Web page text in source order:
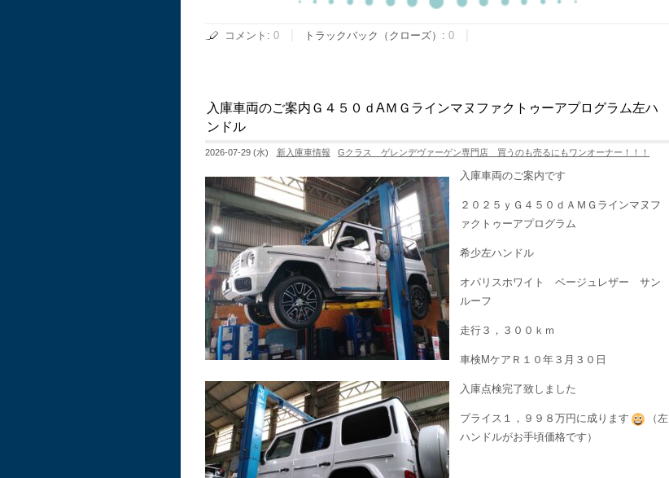
コメント : 0 トラックバック（クローズ）: 0
入庫車両のご案内Ｇ４５０ｄAＭＧラインマヌファクトゥーアプログラム左ハ
ンドル
2026-07-29 (水) 新入庫車情報 Gクラス ゲレンデヴァーゲン専門店 買うのも売るにもワンオーナー！！！
入庫車両のご案内です
２０２５ｙＧ４５０ｄＡＭＧラインマヌフ
ァクトゥーアプログラム
希少左ハンドル
オパリスホワイト ベージュレザー サン
ルーフ
走行３，３００ｋｍ
車検MケアＲ１０年３月３０日
入庫点検完了致しました
プライス１，９９８万円に成ります
（左
ハンドルがお手頃価格です）